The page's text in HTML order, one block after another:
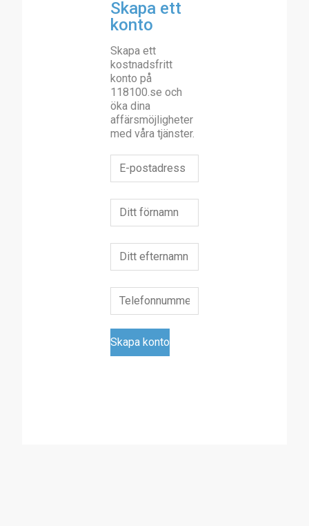
Skapa ett
konto
Skapa ett
kostnadsfritt
konto på
118100.se och
öka dina
affärsmöjligheter
med våra tjänster.